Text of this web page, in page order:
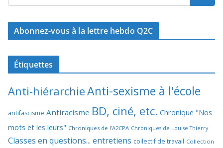
Abonnez-vous à la lettre hebdo Q2C
Étiquettes
Anti-hiérarchieAnti-sexisme à l'école
antifascisme Antiracisme BD, ciné, etc. Chronique "Nos
mots et les leurs" Chroniques de l'A2CPA Chroniques de Louise Thierry
Classes en questions... entretiens collectif de travail Collection